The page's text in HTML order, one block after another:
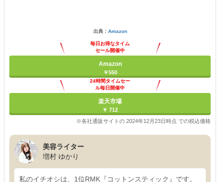
出典： Amazon
毎日お得なタイム
セール開催中
Amazon
￥550
24時間タイムセー
ル毎日開催中
楽天市場
￥ 712
※各社通販サイトの 2024年12月23日時点 での税込価格
美容ライター
増村 ゆかり
私のイチオシは、1位RMK『コットンスティック』です。